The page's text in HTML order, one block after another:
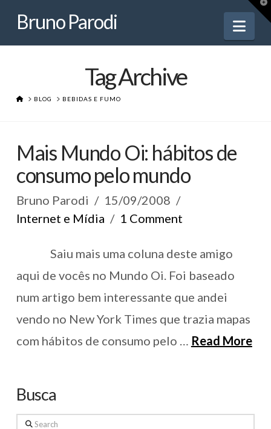
Bruno
Parodi
Bruno Parodi
Tag Archive
HOME
BLOG BEBIDAS E FUMO
Mais Mundo Oi: hábitos de
consumo pelo mundo
Bruno Parodi
15/09/2008
Internet e Mídia
1 Comment
Saiu mais uma coluna deste amigo
aqui de vocês no Mundo Oi. Foi baseado
num artigo bem interessante que andei
vendo no New York Times que trazia mapas
com hábitos de consumo pelo … Read More
Busca
Search